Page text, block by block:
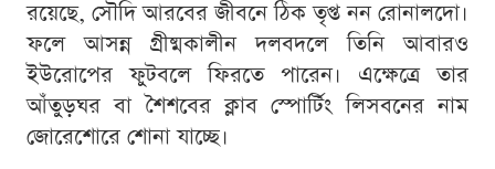
রয়েছে, সৌদি আরবের জীবনে ঠিক তৃপ্ত নন রোনালদো।
ফলে আসন্ন গ্রীষ্মকালীন দলবদলে তিনি আবারও
ইউরোপের ফুটবলে ফিরতে পারেন। এক্ষেত্রে তার
আঁতুড়ঘর বা শৈশবের ক্লাব স্পোর্টিং লিসবনের নাম
জোরেশোরে শোনা যাচ্ছে।